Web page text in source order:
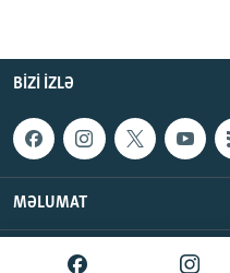
BIZI IZLƏ
MƏLUMAT
AzadlıqRadiosu